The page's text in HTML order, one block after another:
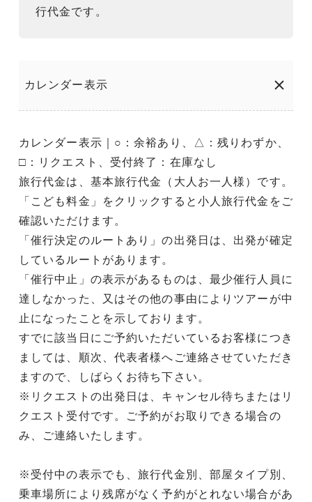
行代金です。
カレンダー表示
カレンダー表示｜○：余裕あり、△：残りわずか、
□：リクエスト、受付終了：在庫なし
旅行代金は、基本旅行代金（大人お一人様）です。
「こども料金」をクリックすると小人旅行代金をご
確認いただけます。
「催行決定のルートあり」の出発日は、出発が確定
しているルートがあります。
「催行中止」の表示があるものは、最少催行人員に
達しなかった、又はその他の事由によりツアーが中
止になったことを示しております。
すでに該当日にご予約いただいているお客様につき
ましては、順次、代表者様へご連絡させていただき
ますので、しばらくお待ち下さい。
※リクエストの出発日は、キャンセル待ちまたはリ
クエスト受付です。ご予約がお取りできる場合の
み、ご連絡いたします。
※受付中の表示でも、旅行代金別、部屋タイプ別、
乗車場所により残席がなく予約がとれない場合があ